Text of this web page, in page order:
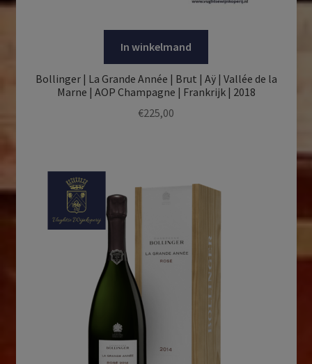
In winkelmand
Bollinger | La Grande Année | Brut | Aÿ | Vallée de la
Marne | AOP Champagne | Frankrijk | 2018
€225,00